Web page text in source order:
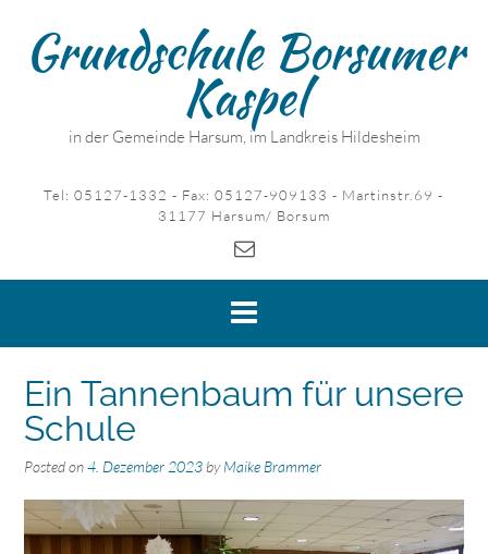
contentGrundschule Borsumer
Kaspel
in der Gemeinde Harsum, im Landkreis Hildesheim
Tel: 05127-1332 - Fax: 05127-909133 - Martinstr.69 -
31177 Harsum/ Borsum
Ein Tannenbaum für unsere
Schule
Posted on4. Dezember 2023 byMaike Brammer